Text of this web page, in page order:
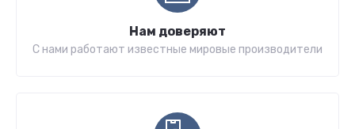
Нам доверяют
С нами работают известные мировые производители